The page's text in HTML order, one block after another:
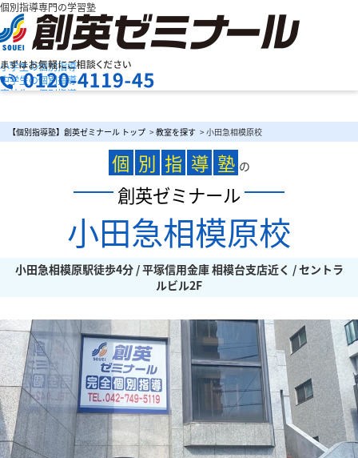
個別指導専門の学習塾
資料請求
小学生の個別指導
中学生の個別指導
高校生の個別指導
授業料を知りたい
教室検索
お電話でのお問い合わせはこちら
［月～金］10:00～22:00 / ［土日］10:00～19:00
【個別指導塾】創英ゼミナール トップ > 教室を探す > 小田急相模原校
個 別 指 導 塾 の
創英ゼミナール
小田急相模原校
小田急相模原駅徒歩4分 / 平塚信用金庫 相模台支店近く / セントラ
ルビル2F